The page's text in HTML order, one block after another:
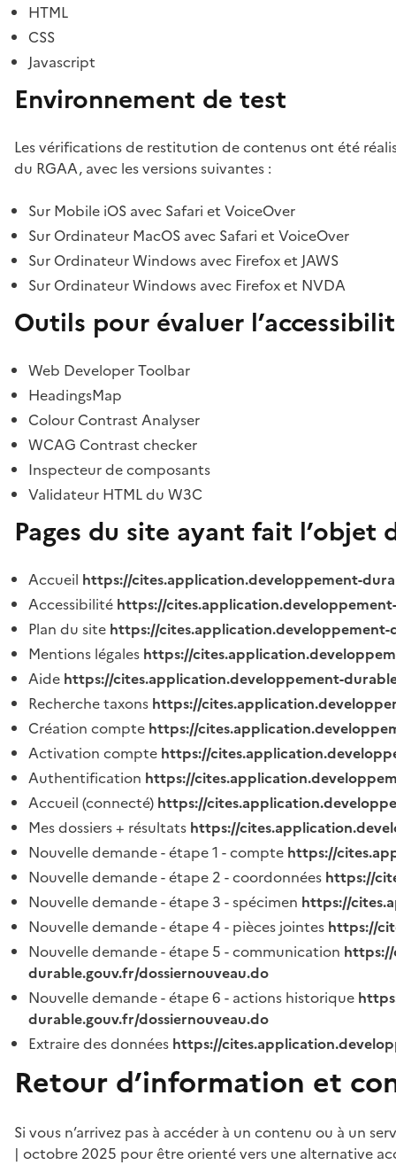
HTML
CSS
Javascript
Environnement de test
Les vérifications de restitution de contenus ont été
du RGAA, avec les versions suivantes :
Sur Mobile iOS avec Safari et VoiceOver
Sur Ordinateur MacOS avec Safari et VoiceOver
Sur Ordinateur Windows avec Firefox et JAWS
Sur Ordinateur Windows avec Firefox et NVDA
Outils pour évaluer
Web Developer Toolbar
HeadingsMap
Colour Contrast Analyser
WCAG Contrast checker
Inspecteur de composants
Validateur HTML du W3C
Pages du site ayant fait
Accueil https://cites.application.developpement-
Accessibilité https://
Plan du site https://
Mentions légales https://
Aide https://cites.application.developpement-
Recherche taxons https://
Création compte https://
Activation compte https://
Authentification https://
Accueil (connecté) https://
Mes dossiers + résultats https://
Nouvelle demande - étape 1 - compte https://
Nouvelle demande - étape 2 - coordonnées https://
Nouvelle demande - étape 3 - spécimen https://
Nouvelle demande - étape 4 - pièces jointes https://
Nouvelle demande - étape 5 - communication
durable.gouv.fr/dossiernouveau.do
Nouvelle demande - étape 6 - actions historique
durable.gouv.fr/dossiernouveau.do
Extraire des données https://
Retour d’information et
Si vous n’arrivez pas à accéder à un contenu ou à un
| octobre 2025 pour être orienté vers une alternative